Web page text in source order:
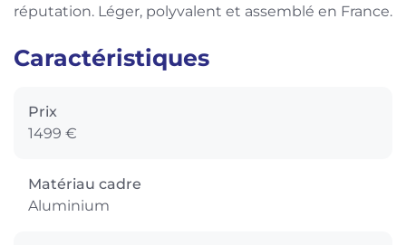
réputation. Léger, polyvalent et assemblé en France.
Caractéristiques
Prix
1499 €
Matériau cadre
Aluminium